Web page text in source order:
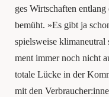
ges Wirt­schaf­ten
bemüht. »Es gibt ja
spiels­wei­se
ment immer noch nicht
tota­le Lücke in der
mit den